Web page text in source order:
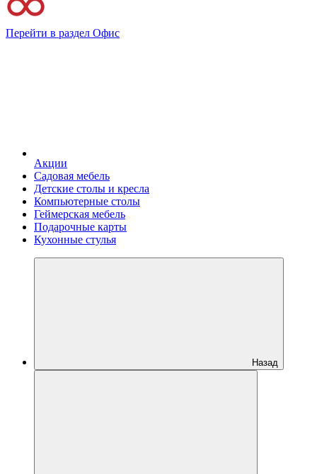
Перейти в раздел Офис
Акции
Садовая мебель
Детские столы и кресла
Компьютерные столы
Геймерская мебель
Подарочные карты
Кухонные стулья
Назад